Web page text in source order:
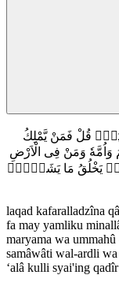
مَرْيَمَۗ قُلْ فَمَنْ يَّمْلِكُ
وَاُمَّهٗ وَمَنْ فِى الْاَرْضِ
يَخْلُقُ مَا يَشَاۤءُۗ
laqad kafaralladzîna
fa may yamliku
maryama wa
samâwâti wal-ardli
‘alâ kulli syai'ing qadîr